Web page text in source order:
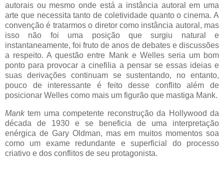
autorais ou mesmo onde está a instância autoral em uma
arte que necessita tanto de coletividade quanto o cinema. A
convenção é tratarmos o diretor como instância autoral, mas
isso não foi uma posição que surgiu natural e
instantaneamente, foi fruto de anos de debates e discussões
a respeito. A questão entre Mank e Welles seria um bom
ponto para provocar a cinefilia a pensar se essas ideias e
suas derivações continuam se sustentando, no entanto,
pouco de interessante é feito desse conflito além de
posicionar Welles como mais um figurão que mastiga Mank.
Manktem uma competente reconstrução da Hollywood da
década de 1930 e se beneficia de uma interpretação
enérgica de Gary Oldman, mas em muitos momentos soa
como um exame redundante e superficial do processo
criativo e dos conflitos de seu protagonista.